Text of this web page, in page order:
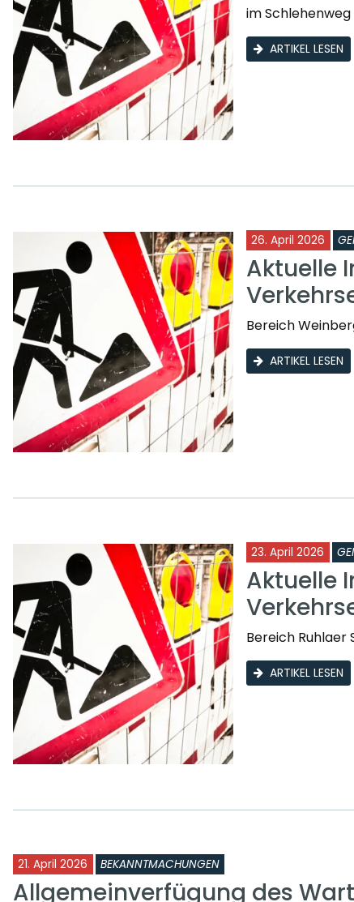
im Schlehenweg
ARTIKEL LESEN
26. April 2026
Aktuelle
Bereich
ARTIKEL LESEN
23. April 2026
Aktuelle
Bereich Ruhlaer
ARTIKEL LESEN
21. April 2026 BEKANNTMACHUNGEN
Allgemeinverfügung des